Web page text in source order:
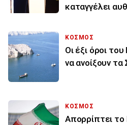
καταγγέλει
ΚΟΣΜΟΣ
Οι έξι όροι
να ανοίξουν
ΚΟΣΜΟΣ
Απορρίπτει το